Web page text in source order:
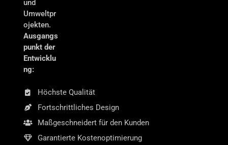
und
Umweltpr
ojekten.
Ausgangs
punkt der
Entwicklu
ng:
Höchste Qualität
Fortschrittliches Design
Maßgeschneidert für den Kunden
Garantierte Kostenoptimierung